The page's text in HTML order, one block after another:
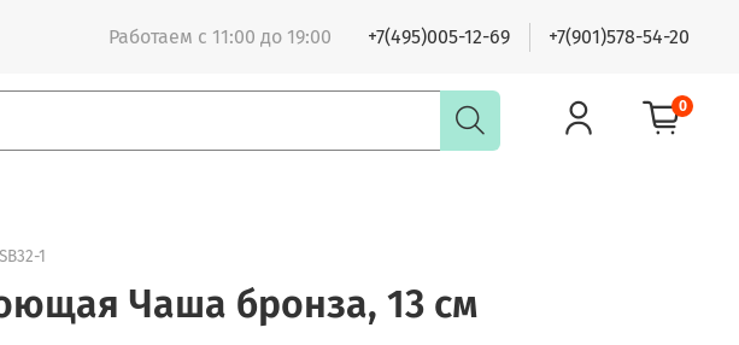
Работаем с 11:00 до 19:00 +7(495)005-12-69 +7(901)578-54-20
0
SB32-1
Чаша бронза, 13 см